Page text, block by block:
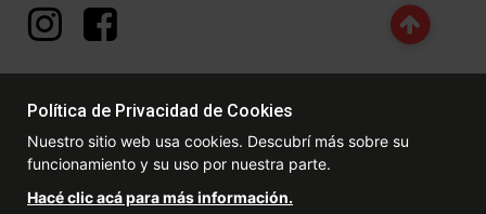
DERECHOS RESERVADOS. Las fotos contenidas en este site, el
logotipo y las marcas son propiedad de www.dexter.com.ar y/o de
sus respectivos titulares. Está prohibida la reproducción total o
parcial, sin la expresa autorización de la administradora de la
Política de Privacidad de Cookies
Nuestro sitio web usa cookies. Descubrí más sobre su
funcionamiento y su uso por nuestra parte.
Hacé clic acá para más información.